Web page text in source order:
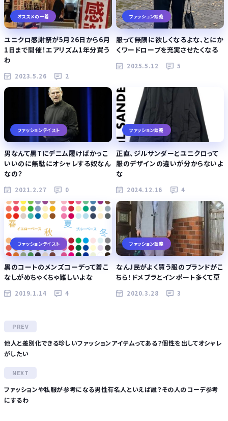
オススメの一着
ユニクロ感謝祭が5月26日から6月
1日まで開催！エアリズム1年分買う
わ
2023.5.26 2
ファッション談義
服って無限に欲しくなるよな、とにか
くワードローブを充実させたくなる
2025.5.12 5
ファッションテイスト
男なんて黒Tにデニム履けばかっこ
いいのに無駄にオシャレする奴なん
なの？
2021.2.27 0
ファッション談義
正直、ジルサンダーとユニクロって
服のデザインの違いが分からないよ
な
2024.12.16 4
ファッションテイスト
黒のコートのメンズコーデって着こ
なしがめちゃくちゃ難しいよな
2019.1.14 4
ファッション談義
なんJ民がよく買う服のブランドがこ
ちら！ドメブラとインポート多くて草
2020.3.28 3
他人と差別化できる珍しいファッションアイテムってある？個性を出してオシャレ
がしたい
ファッションや私服が参考になる男性有名人といえば誰？その人のコーデ参考
にするわ